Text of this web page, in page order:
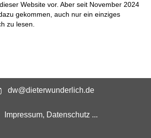
Website vor. Aber seit November 2024
gekommen, auch nur ein einziges
zu lesen.
dw@dieterwunderlich.de
Impressum, Datenschutz ...